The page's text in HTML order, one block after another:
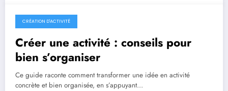
1 juin 2026
CRÉATION D'ACTIVITÉ
Créer une activité : conseils pour
bien s’organiser
Ce guide raconte comment transformer une idée en activité
concrète et bien organisée, en s’appuyant…